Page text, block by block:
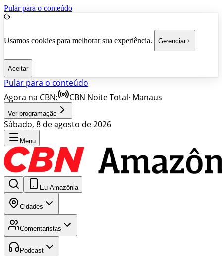
Pular para o conteúdo
Usamos cookies para melhorar sua experiência. Gerenciar
Aceitar
Pular para o conteúdo
Agora na CBN:
CBN Noite Total· Manaus
Ver programação
Sábado, 8 de agosto de 2026
Menu
Eu Amazônia
Cidades
Comentaristas
Podcast